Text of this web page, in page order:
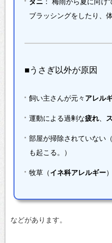
ブラッシングをしたり、
■うさぎ以外が原因
飼い主さんが元々 アレル
運動による過剰な疲れ、
部屋が掃除されていない
も起こる。）
牧草（イネ科アレルギー）
などがあります。